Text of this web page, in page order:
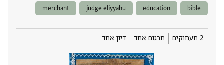
bible
education
judge eliyyahu
merchant
2 תעתוקים תרגום אחד דיון אחד